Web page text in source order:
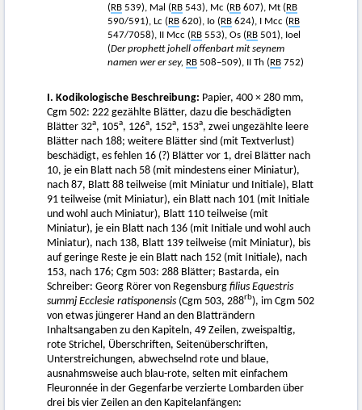
( RB 539), Mal ( RB 543), Mc ( RB 607), Mt ( RB
590/591), Lc ( RB 620), Io ( RB 624), I Mcc ( RB
547/7058), II Mcc ( RB 553), Os ( RB 501), Ioel
(Der prophett johell offenbart mit seynem
namen wer er sey, RB 508–509), II Th ( RB 752)
I. Kodikologische Beschreibung: Papier, 400 × 280 mm,
Cgm 502: 222 gezählte Blätter, dazu die beschädigten
Blätter 32a, 105a, 126a, 152a, 153a, zwei ungezählte leere
Blätter nach 188; weitere Blätter sind (mit Textverlust)
beschädigt, es fehlen 16 (?) Blätter vor 1, drei Blätter nach
10, je ein Blatt nach 58 (mit mindestens einer Miniatur),
nach 87, Blatt 88 teilweise (mit Miniatur und Initiale), Blatt
91 teilweise (mit Miniatur), ein Blatt nach 101 (mit Initiale
und wohl auch Miniatur), Blatt 110 teilweise (mit
Miniatur), je ein Blatt nach 136 (mit Initiale und wohl auch
Miniatur), nach 138, Blatt 139 teilweise (mit Miniatur), bis
auf geringe Reste je ein Blatt nach 152 (mit Initiale), nach
153, nach 176; Cgm 503: 288 Blätter; Bastarda, ein
Schreiber: Georg Rörer von Regensburg filius Equestris
summj Ecclesie ratisponensis (Cgm 503, 288rb), im Cgm 502
von etwas jüngerer Hand an den Blatträndern
Inhaltsangaben zu den Kapiteln, 49 Zeilen, zweispaltig,
rote Strichel, Überschriften, Seitenüberschriften,
Unterstreichungen, abwechselnd rote und blaue,
ausnahmsweise auch blau-rote, selten mit einfachem
Fleuronnée in der Gegenfarbe verzierte Lombarden über
drei bis vier Zeilen an den Kapitelanfängen: